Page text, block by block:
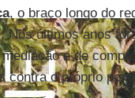
, o braço longo do
Nos últimos anos
e de
contra o próprio